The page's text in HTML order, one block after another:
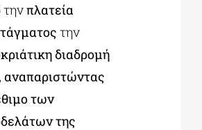
πλατεία
την
διαδρομή
αναπαριστώντας
των
της